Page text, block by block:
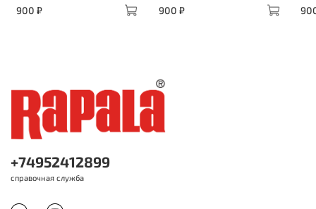
900 ₽
900 ₽
+74952412899
справочная служба